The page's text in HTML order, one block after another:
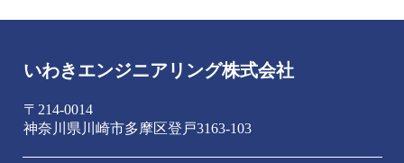
いわきエンジニアリング株式会社
〒214-0014
神奈川県川崎市多摩区登戸3163-103